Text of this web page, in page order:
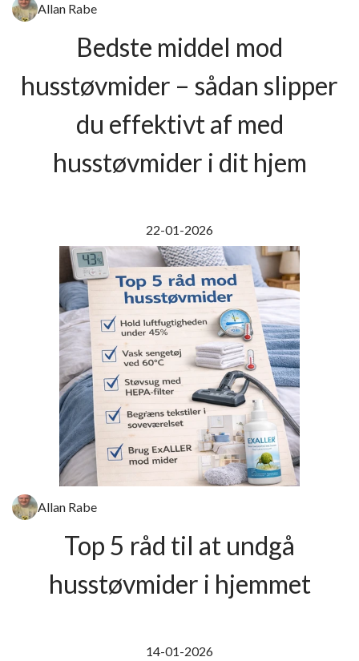
Allan Rabe
Bedste middel mod
husstøvmider – sådan slipper
du effektivt af med
husstøvmider i dit hjem
22-01-2026
Allan Rabe
Top 5 råd til at undgå
husstøvmider i hjemmet
14-01-2026